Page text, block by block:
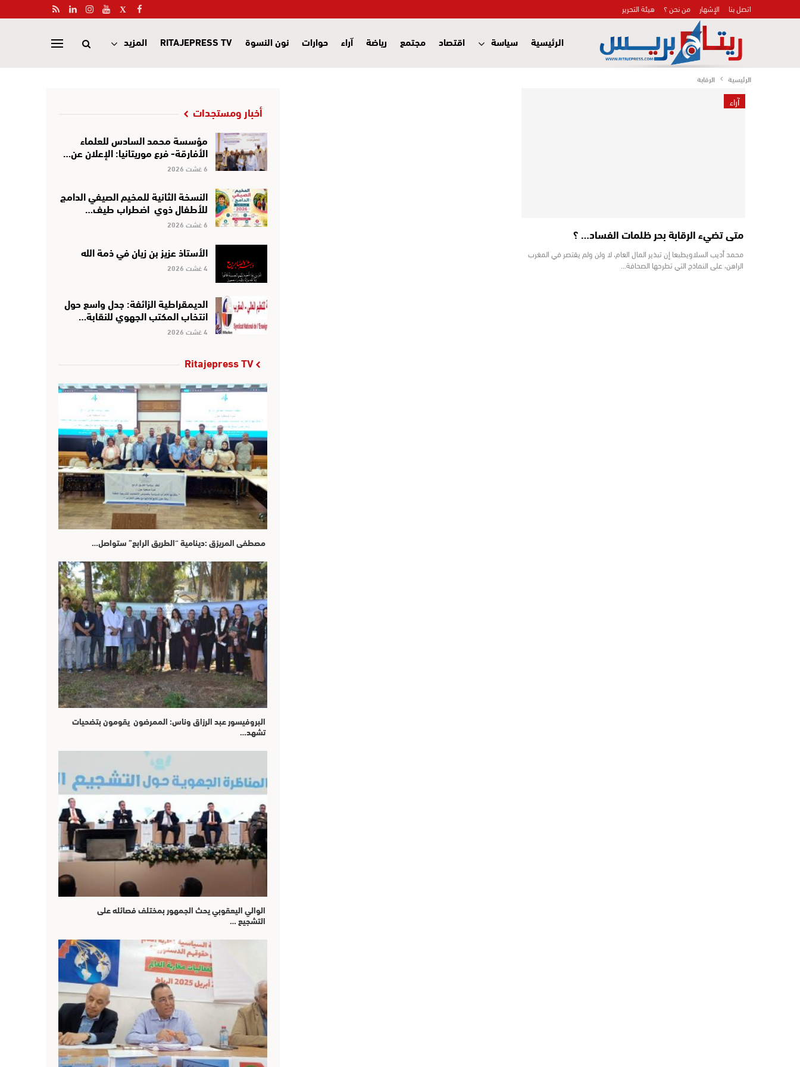
اتصل بنا الإشهار من نحن ؟ هيئة التحرير
الرئيسية سياسة اقتصاد مجتمع رياضة آراء حوارات نون النسوة RITAJEPRESS TV المزيد
الرئيسية الرقابة
آراء
متى تضيء الرقابة بحر ظلمات الفساد… ؟
محمد أديب السلاويطبعا إن تبذير المال العام، لا ولن ولم يقتصر في المغرب
الراهن، على النماذج التي تطرحها الصحافة…
أخبار ومستجدات
مؤسسة محمد السادس للعلماء
الأفارقة- فرع موريتانيا: الإعلان عن…
6 غشت 2026
النسخة الثانية للمخيم الصيفي الدامج
للأطفال ذوي اضطراب طيف…
6 غشت 2026
الأستاذ عزيز بن زيان في ذمة الله
4 غشت 2026
الديمقراطية الزائفة: جدل واسع حول
انتخاب المكتب الجهوي للنقابة…
4 غشت 2026
Ritajepress TV
مصطفى المريزق :دينامية “الطريق الرابع” ستواصل…
البروفيسور عبد الرزاق وناس: الممرضون يقومون بتضحيات
تشهد…
الوالي اليعقوبي يحث الجمهور بمختلف فصائله على
التشجيع …